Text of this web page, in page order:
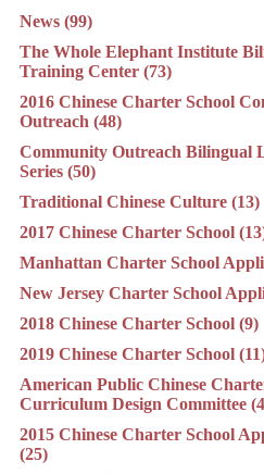
News (99)
The Whole Elephant Institute
Training Center (73)
2016 Chinese Charter School
Outreach (48)
Community Outreach Bilingual
Series (50)
Traditional Chinese Culture (13)
2017 Chinese Charter School
Manhattan Charter School
New Jersey Charter School
2018 Chinese Charter School (9)
2019 Chinese Charter School
American Public Chinese
Curriculum Design Committee
2015 Chinese Charter School
(25)